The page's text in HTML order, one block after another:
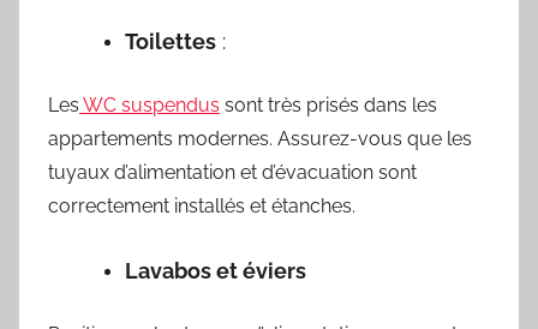
Toilettes :
Les WC suspendus sont très prisés dans les
appartements modernes. Assurez-vous que les
tuyaux d’alimentation et d’évacuation sont
correctement installés et étanches.
Lavabos et éviers